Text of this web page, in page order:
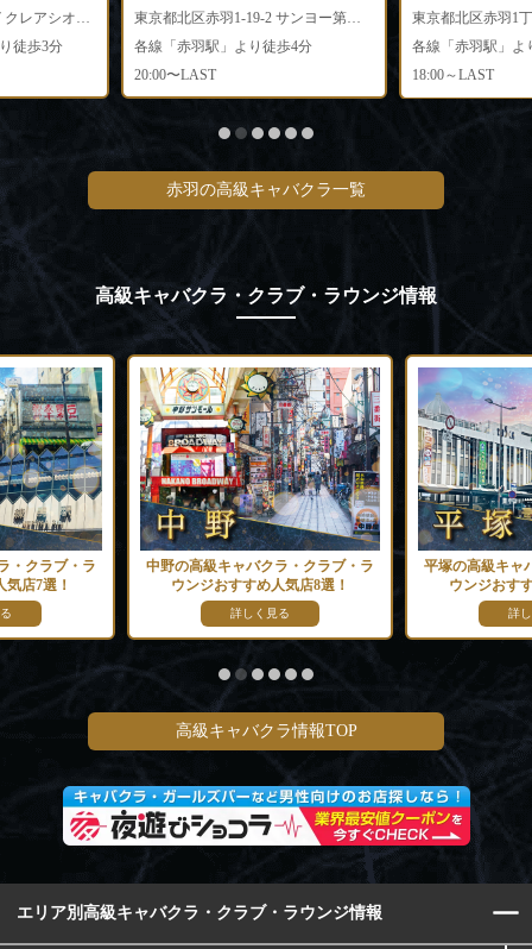
徒歩3分
東京都北区赤羽1-19-2 サンヨー第二ビル1.2F
各線「赤羽駅」より徒歩4分
20:00〜LAST
各線「赤羽駅」よ
18:00～LAST
赤羽の高級キャバクラ一覧
高級キャバクラ・クラブ・ラウンジ情報
・クラブ・ラ
店7選！
中野の高級キャバクラ・クラブ・ラ
ウンジおすすめ人気店8選！
詳しく見る
平塚の高級キャ
ウンジおす
詳
高級キャバクラ情報TOP
エリア別高級キャバクラ・クラブ・ラウンジ情報